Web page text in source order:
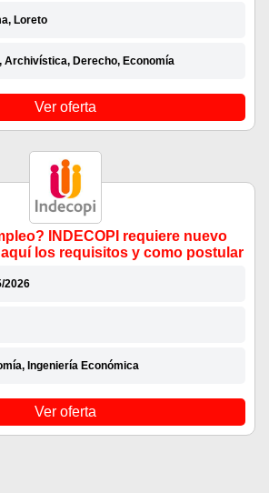
Loreto
Archivística, Derecho, Economía
Ver oferta
INDECOPI requiere nuevo
los requisitos y como postular
2026
Ingeniería Económica
Ver oferta